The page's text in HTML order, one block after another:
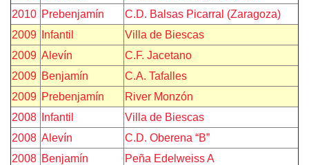
2010 Prebenjamín
C.D. Balsas Picarral (Zaragoza)
2009
Infantil
Villa de Biescas
2009 Alevín
C.F. Jacetano
2009 Benjamín
C.A. Tafalles
2009 Prebenjamín
River Monzón
2008
Infantil
Villa de Biescas
2008 Alevín
C.D. Oberena “B”
2008 Benjamín
Peña Edelweiss A